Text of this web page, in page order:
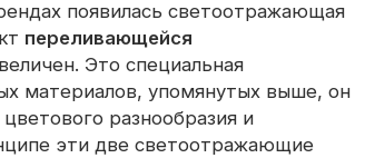
появилась светоотражающая
переливающейся
Это специальная
материалов, упомянутых выше, он
разнообразия и
эти две светоотражающие